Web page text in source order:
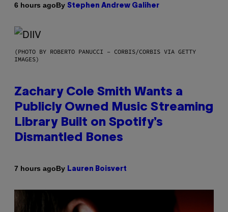
6 hours agoBy Stephen Andrew Galiher
(PHOTO BY ROBERTO PANUCCI – CORBIS/CORBIS VIA GETTY
IMAGES)
Zachary Cole Smith Wants a
Publicly Owned Music Streaming
Library Built on Spotify’s
Dismantled Bones
7 hours agoBy Lauren Boisvert